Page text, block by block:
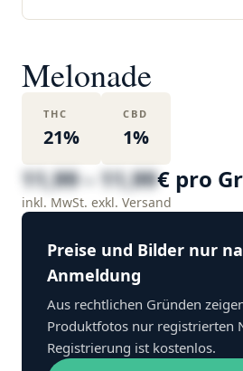
Melonade
THC
21%
CBD
1%
11,99 – 11,99€ pro
inkl. MwSt. exkl. Versand
Preise und Bilder nur
Anmeldung
Aus rechtlichen Gründen
Produktfotos nur registrierten
Registrierung ist kostenlos.